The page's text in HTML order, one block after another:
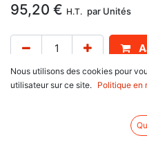
95,20 € H.T. par Unités
Délai de livraison : 1
Nous utilisons des cookies pour
utilisateur sur ce site.
Politique en